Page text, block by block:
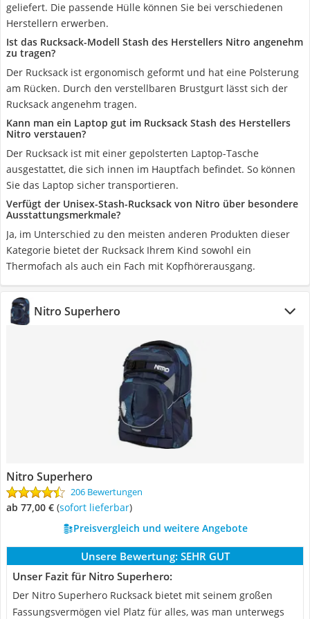
geliefert. Die passende Hülle können Sie bei verschiedenen
Herstellern erwerben.
Ist das Rucksack-Modell Stash des Herstellers Nitro angenehm
zu tragen?
Der Rucksack ist ergonomisch geformt und hat eine Polsterung
am Rücken. Durch den verstellbaren Brustgurt lässt sich der
Rucksack angenehm tragen.
Kann man ein Laptop gut im Rucksack Stash des Herstellers
Nitro verstauen?
Der Rucksack ist mit einer gepolsterten Laptop-Tasche
ausgestattet, die sich innen im Hauptfach befindet. So können
Sie das Laptop sicher transportieren.
Verfügt der Unisex-Stash-Rucksack von Nitro über besondere
Ausstattungsmerkmale?
Ja, im Unterschied zu den meisten anderen Produkten dieser
Kategorie bietet der Rucksack Ihrem Kind sowohl ein
Thermofach als auch ein Fach mit Kopfhörerausgang.
Nitro Superhero
Nitro Superhero
206 Bewertungen
ab 77,00 € ( Sofort lieferbar)
Preisvergleich und weitere Angebote
Unsere Bewertung: SEHR GUT
Unser Fazit für Nitro Superhero:
Der Nitro Superhero Rucksack bietet mit seinem großen
Fassungsvermögen viel Platz für alles, was man unterwegs